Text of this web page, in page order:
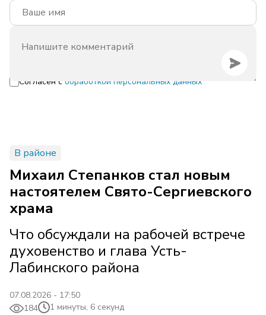
Согласен с обработкой персональных данных
В районе
Михаил Степанков стал новым
настоятелем Свято-Сергиевского
храма
Что обсуждали на рабочей встрече
духовенство и глава Усть-
Лабинского района
07.08.2026 - 17:50
184
1 минуты, 6 секунд